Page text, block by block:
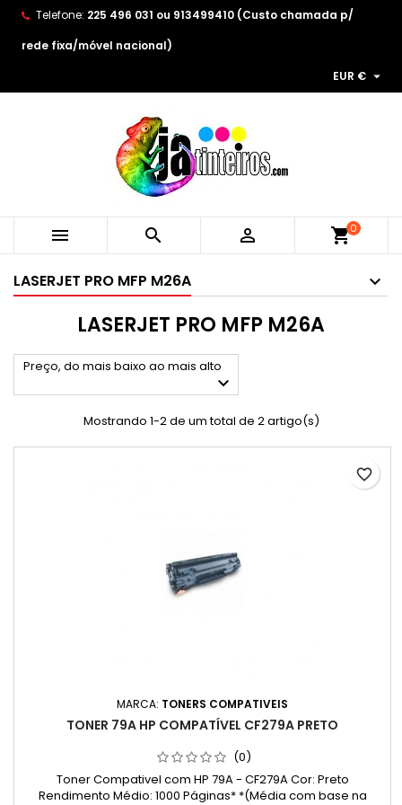
Telefone: 225 496 031 ou 913499410 (Custo chamada p/
rede fixa/móvel nacional)
EUR € 
   shopping_cart0
LASERJET PRO MFP M26A
LASERJET PRO MFP M26A
Preço, do mais baixo ao mais alto

Mostrando 1-2 de um total de 2 artigo(s)
MARCA: TONERS COMPATIVEIS
TONER 79A HP COMPATÍVEL CF279A PRETO
(0)
Toner Compativel com HP 79A - CF279A Cor: Preto
Rendimento Médio: 1000 Páginas* *(Média com base na
favorite_border
As minhas listas de desejos ×
((modalTitle)) ×
((cancelText)) ((modalDeleteText))
Create wishlist ×
Wishlist name
Cancelar Create wishlist
Entrar ×
You need to be logged in to save products in your
wishlist.
Cancelar